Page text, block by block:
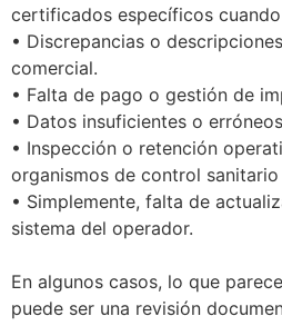
certificados específicos
• Discrepancias o
comercial.
• Falta de pago o gestión de
• Datos insuficientes o
• Inspección o retención
organismos de control
• Simplemente, falta de
sistema del operador.
En algunos casos, lo que
puede ser una revisión